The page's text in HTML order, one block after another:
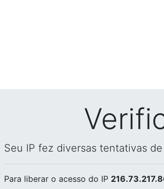
Seu IP fez diversas tentativas
Para liberar o acesso do IP